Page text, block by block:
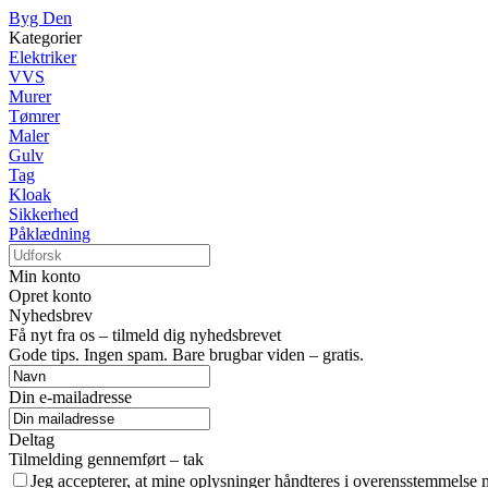
Byg Den
Kategorier
Elektriker
VVS
Murer
Tømrer
Maler
Gulv
Tag
Kloak
Sikkerhed
Påklædning
Min konto
Opret konto
Nyhedsbrev
Få nyt fra os – tilmeld dig nyhedsbrevet
Gode tips. Ingen spam. Bare brugbar viden – gratis.
Din e-mailadresse
Deltag
Tilmelding gennemført – tak
Jeg accepterer, at mine oplysninger håndteres i overensstemmelse